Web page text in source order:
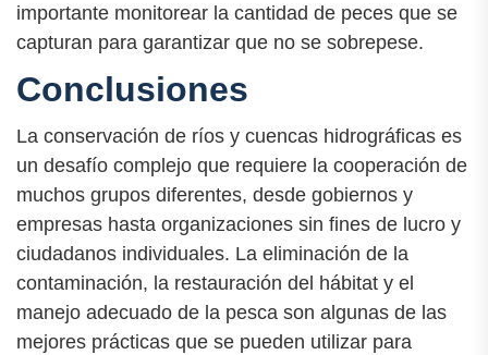
importante monitorear la cantidad de peces que se
capturan para garantizar que no se sobrepese.
Conclusiones
La conservación de ríos y cuencas hidrográficas es
un desafío complejo que requiere la cooperación de
muchos grupos diferentes, desde gobiernos y
empresas hasta organizaciones sin fines de lucro y
ciudadanos individuales. La eliminación de la
contaminación, la restauración del hábitat y el
manejo adecuado de la pesca son algunas de las
mejores prácticas que se pueden utilizar para